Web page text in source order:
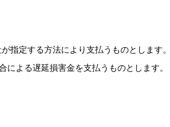
指定する方法により支払うものとします
よる遅延損害金を支払うものとします。